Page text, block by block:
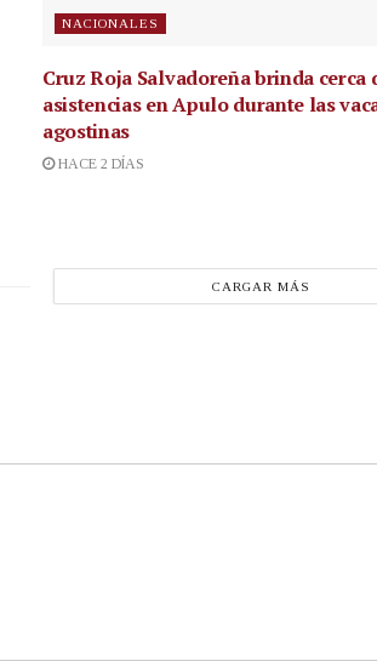
NACIONALES
Cruz Roja Salvadoreña brinda cerca
asistencias en Apulo durante las
agostinas
HACE 2 DÍAS
CARGAR MÁS